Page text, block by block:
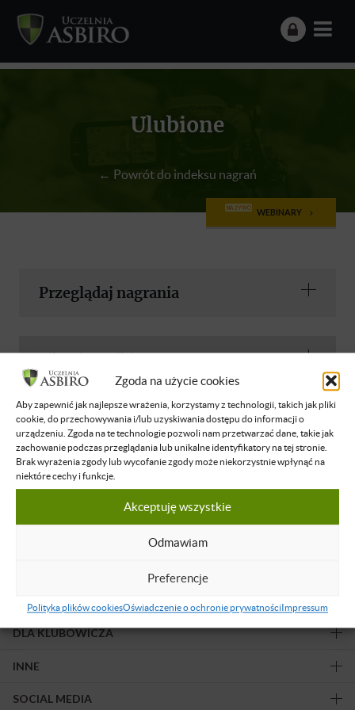
Zgoda na użycie cookies
Aby zapewnić jak najlepsze wrażenia, korzystamy z technologii, takich jak pliki
cookie, do przechowywania i/lub uzyskiwania dostępu do informacji o
urządzeniu. Zgoda na te technologie pozwoli nam przetwarzać dane, takie jak
zachowanie podczas przeglądania lub unikalne identyfikatory na tej stronie.
Brak wyrażenia zgody lub wycofanie zgody może niekorzystnie wpłynąć na
niektóre cechy i funkcje.
Akceptuję wszystkie
Odmawiam
Preferencje
Polityka plików cookiesOświadczenie o ochronie prywatnościImpressum
Ulubione
← Powrót do indeksu nagrań
NA ŻYWO WEBINARY
Przeglądaj nagrania
Żadne nagranie nie spełnia podanych kryteriów.
Obserwuj nas!
DLA KLUBOWICZA
INNE
SOCIAL MEDIA